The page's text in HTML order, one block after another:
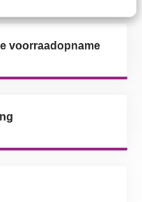
voorraadopname